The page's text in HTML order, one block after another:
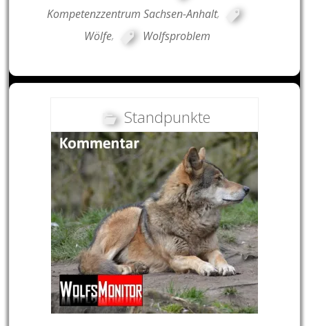
Kompetenzzentrum Sachsen-Anhalt,
Wölfe, Wolfsproblem
Standpunkte